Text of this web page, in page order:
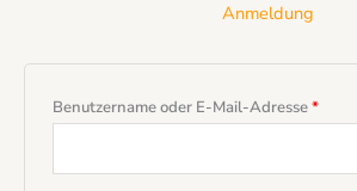
Anmeldung
Benutzername oder E-Mail-Adresse*